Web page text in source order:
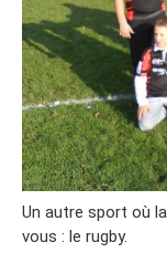
Un autre sport où
vous : le rugby.